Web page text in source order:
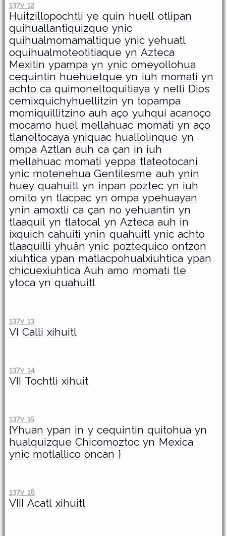
137v 12
Huitzillopochtli ye quin huell otlipan
quihuallantiquizque ynic
quihualmomamaltique ynic yehuatl
oquihualmoteotitiaque yn Azteca
Mexitin ypampa yn ynic omeyollohua
cequintin huehuetque yn iuh momati yn
achto ca quimoneltoquitiaya y nelli Dios
cemixquichyhuellitzin yn topampa
momiquillitzino auh aço yuhqui acanoço
mocamo huel mellahuac momati yn aço
tlaneltocaya yniquac huallolinque yn
ompa Aztlan auh ca çan in iuh
mellahuac momati yeppa tlateotocani
ynic motenehua Gentilesme auh ynin
huey quahuitl yn inpan poztec yn iuh
omito yn tlacpac yn ompa ypehuayan
ynin amoxtli ca çan no yehuantin yn
tlaaquil yn tlatocal yn Azteca auh in
ixquich cahuiti ynin quahuitl ynic achto
tlaaquilli yhuân ynic poztequico ontzon
xiuhtica ypan matlacpohualxiuhtica ypan
chicuexiuhtica Auh amo momati tle
ytoca yn quahuitl
137v 13
VI Calli xihuitl
137v 14
VII Tochtli xihuit
137v 15
{Yhuan ypan in y cequintin quitohua yn
hualquizque Chicomoztoc yn Mexica
ynic motlallico oncan }
137v 16
VIII Acatl xihuitl